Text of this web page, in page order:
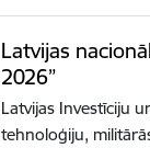
Latvijas
2026”
Latvijas Investīciju
tehnoloģiju,